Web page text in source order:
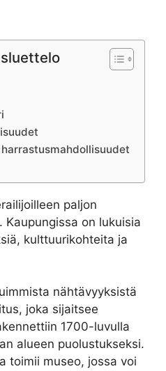
paljon
on lukuisia
kulttuurikohteita ja
nähtävyyksistä
joka sijaitsee
1700-luvulla
alueen puolustukseksi.
toimii museo, jossa voi